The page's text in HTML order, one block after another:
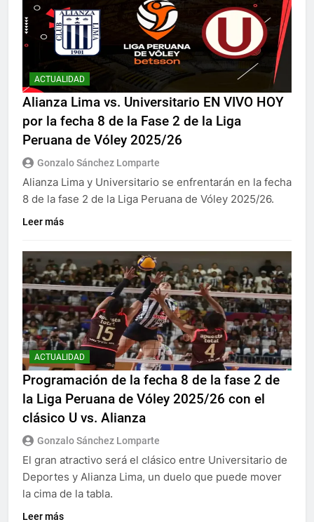
ACTUALIDAD
Alianza Lima vs. Universitario EN VIVO HOY
por la fecha 8 de la Fase 2 de la Liga
Peruana de Vóley 2025/26
Gonzalo Sánchez Lomparte
Alianza Lima y Universitario se enfrentarán en la fecha
8 de la fase 2 de la Liga Peruana de Vóley 2025/26.
Leer más
ACTUALIDAD
Programación de la fecha 8 de la fase 2 de
la Liga Peruana de Vóley 2025/26 con el
clásico U vs. Alianza
Gonzalo Sánchez Lomparte
El gran atractivo será el clásico entre Universitario de
Deportes y Alianza Lima, un duelo que puede mover
la cima de la tabla.
Leer más